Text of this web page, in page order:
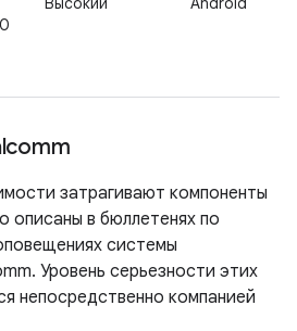
затрагивают компоненты
описаны в бюллетенях по
системы
Уровень серьезности этих
непосредственно компанией